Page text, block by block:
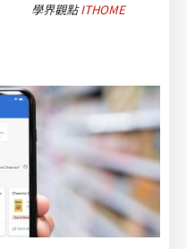
學界觀點ITHOME